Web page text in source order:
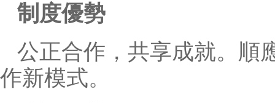
制度優勢
公正合作，共享成就。順
作新模式。